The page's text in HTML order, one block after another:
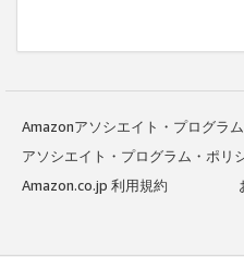
Amazonアソシエイト・プログラ
アソシエイト・プログラム・ポリ
Amazon.co.jp 利用規約